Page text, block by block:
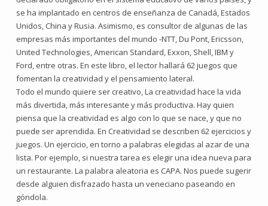
se ha implantado en centros de enseñanza de Canadá, Estados
Unidos, China y Rusia. Asimismo, es consultor de algunas de las
empresas más importantes del mundo -NTT, Du Pont, Ericsson,
United Technologies, American Standard, Exxon, Shell, IBM y
Ford, entre otras. En este libro, el lector hallará 62 juegos que
fomentan la creatividad y el pensamiento lateral.
Todo el mundo quiere ser creativo, La creatividad hace la vida
más divertida, más interesante y más productiva. Hay quien
piensa que la creatividad es algo con lo que se nace, y que no
puede ser aprendida. En Creatividad se describen 62 ejercicios y
juegos. Un ejercicio, en torno a palabras elegidas al azar de una
lista. Por ejemplo, si nuestra tarea es elegir una idea nueva para
un restaurante. La palabra aleatoria es CAPA. Nos puede sugerir
desde alguien disfrazado hasta un veneciano paseando en
góndola.